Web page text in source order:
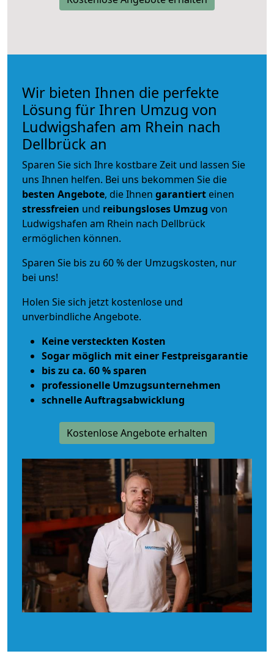
Wir bieten Ihnen die perfekte
Lösung für Ihren Umzug von
Ludwigshafen am Rhein nach
Dellbrück an
Sparen Sie sich Ihre kostbare Zeit und lassen Sie
uns Ihnen helfen. Bei uns bekommen Sie die
besten Angebote, die Ihnen garantiert einen
stressfreien und reibungsloses Umzug von
Ludwigshafen am Rhein nach Dellbrück
ermöglichen können.
Sparen Sie bis zu 60 % der Umzugskosten, nur
bei uns!
Holen Sie sich jetzt kostenlose und
unverbindliche Angebote.
Keine versteckten Kosten
Sogar möglich mit einer Festpreisgarantie
bis zu ca. 60 % sparen
professionelle Umzugsunternehmen
schnelle Auftragsabwicklung
Kostenlose Angebote erhalten